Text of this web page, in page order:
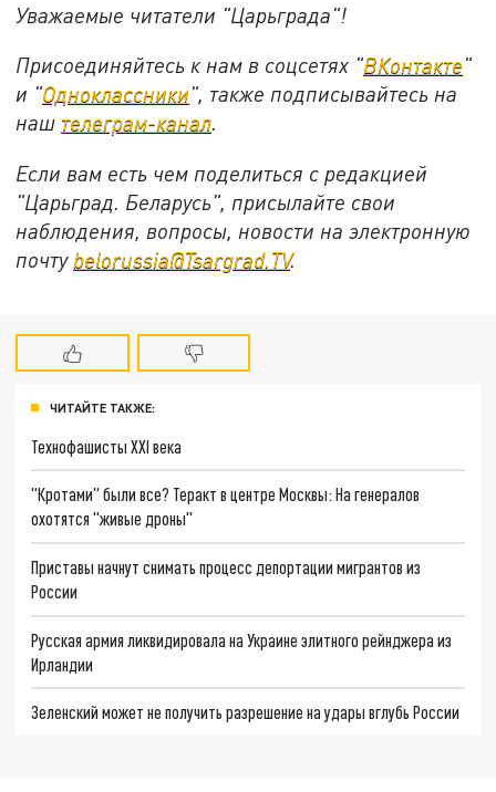
Уважаемые читатели "Царьграда"!
Присоединяйтесь к нам в соцсетях "ВКонтакте"
и "Одноклассники", также подписывайтесь на
наш телеграм-канал.
Если вам есть чем поделиться с редакцией
"Царьград. Беларусь", присылайте свои
наблюдения, вопросы, новости на электронную
почту belorussia@Tsargrad.TV.
ЧИТАЙТЕ ТАКЖЕ:
Технофашисты XXI века
"Кротами" были все? Теракт в центре Москвы: На генералов
охотятся "живые дроны"
Приставы начнут снимать процесс депортации мигрантов из
России
Русская армия ликвидировала на Украине элитного рейнджера из
Ирландии
Зеленский может не получить разрешение на удары вглубь России